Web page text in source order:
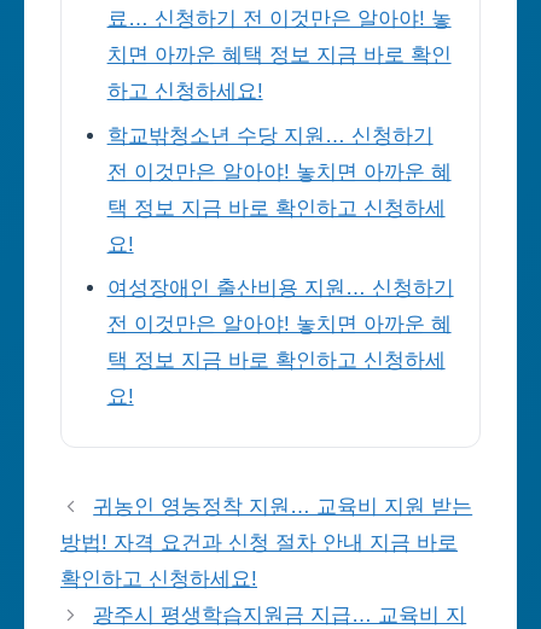
료… 신청하기 전 이것만은 알아야! 놓
치면 아까운 혜택 정보 지금 바로 확인
하고 신청하세요!
학교밖청소년 수당 지원… 신청하기
전 이것만은 알아야! 놓치면 아까운 혜
택 정보 지금 바로 확인하고 신청하세
요!
여성장애인 출산비용 지원… 신청하기
전 이것만은 알아야! 놓치면 아까운 혜
택 정보 지금 바로 확인하고 신청하세
요!
귀농인 영농정착 지원… 교육비 지원 받는
방법! 자격 요건과 신청 절차 안내 지금 바로
확인하고 신청하세요!
광주시 평생학습지원금 지급… 교육비 지